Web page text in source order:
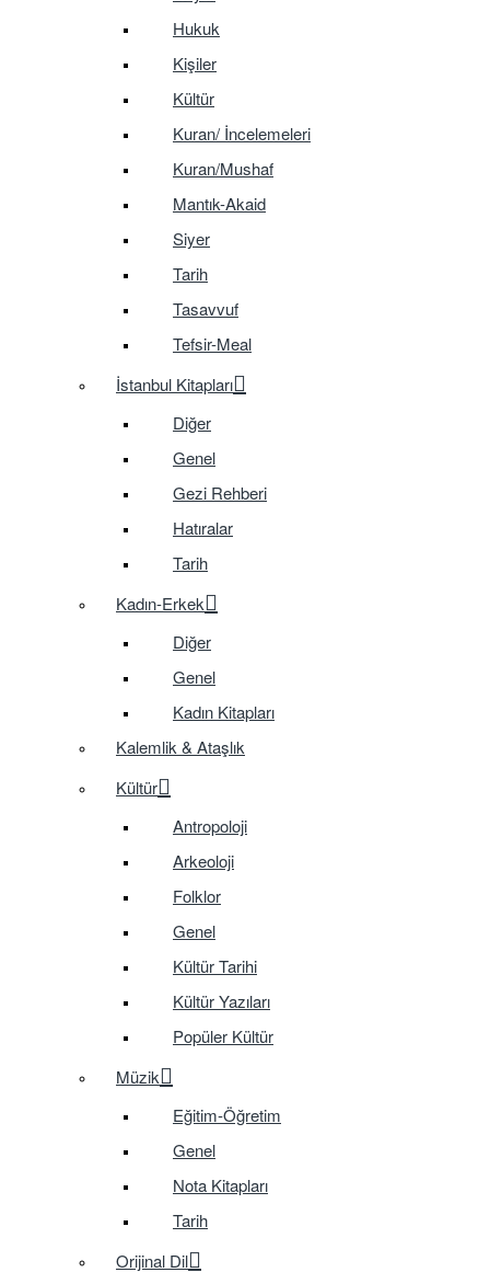
Hukuk
Kişiler
Kültür
Kuran/ İncelemeleri
Kuran/Mushaf
Mantık-Akaid
Siyer
Tarih
Tasavvuf
Tefsir-Meal
İstanbul Kitapları
Diğer
Genel
Gezi Rehberi
Hatıralar
Tarih
Kadın-Erkek
Diğer
Genel
Kadın Kitapları
Kalemlik & Ataşlık
Kültür
Antropoloji
Arkeoloji
Folklor
Genel
Kültür Tarihi
Kültür Yazıları
Popüler Kültür
Müzik
Eğitim-Öğretim
Genel
Nota Kitapları
Tarih
Orijinal Dil